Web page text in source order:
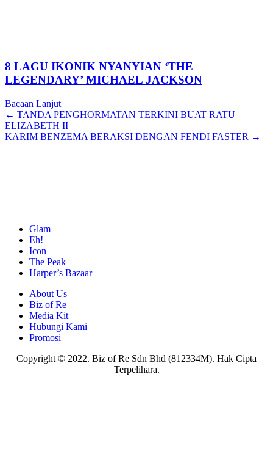
8 LAGU IKONIK NYANYIAN ‘THE
LEGENDARY’ MICHAEL JACKSON
Bacaan Lanjut
Posts
navigation
← TANDA PENGHORMATAN TERKINI BUAT RATU
ELIZABETH II
KARIM BENZEMA BERAKSI DENGAN FENDI FASTER →
Glam
Eh!
Icon
The Peak
Harper’s Bazaar
About Us
Biz of Re
Media Kit
Hubungi Kami
Promosi
Copyright © 2022. Biz of Re Sdn Bhd (812334M). Hak Cipta
Terpelihara.